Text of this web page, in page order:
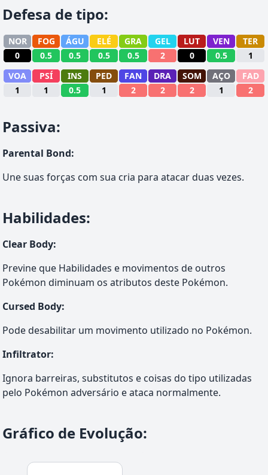
Defesa de tipo:
NOR FOG ÁGU ELÉ GRA GEL LUT VEN
TER
0
0.5 0.5 0.5 0.5 2 0 0.5
1
VOA
PSÍ INS PED FAN DRA SOM AÇO
FAD
1
1 0.5 1 2 2 2 1 2
Passiva:
Parental Bond:
Une suas forças com sua cria para atacar duas vezes.
Habilidades:
Clear Body:
Previne que Habilidades e movimentos de outros
Pokémon diminuam os atributos deste Pokémon.
Cursed Body:
Pode desabilitar um movimento utilizado no Pokémon.
Infiltrator:
Ignora barreiras, substitutos e coisas do tipo utilizadas
pelo Pokémon adversário e ataca normalmente.
Gráfico de Evolução: